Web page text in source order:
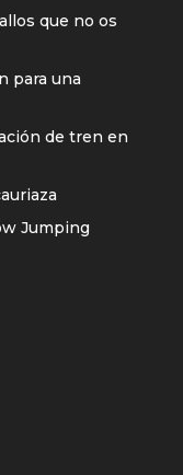
que no os
para una
de tren en
Jumping